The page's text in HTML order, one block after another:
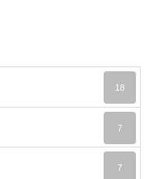
18
7
7